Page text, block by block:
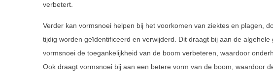
verbetert.
Verder kan vormsnoei helpen bij het voorkomen van ziektes en plagen,
tijdig worden geïdentificeerd en verwijderd. Dit draagt bij aan de
vormsnoei de toegankelijkheid van de boom verbeteren, waardoor
Ook draagt vormsnoei bij aan een betere vorm van de boom, waardoor